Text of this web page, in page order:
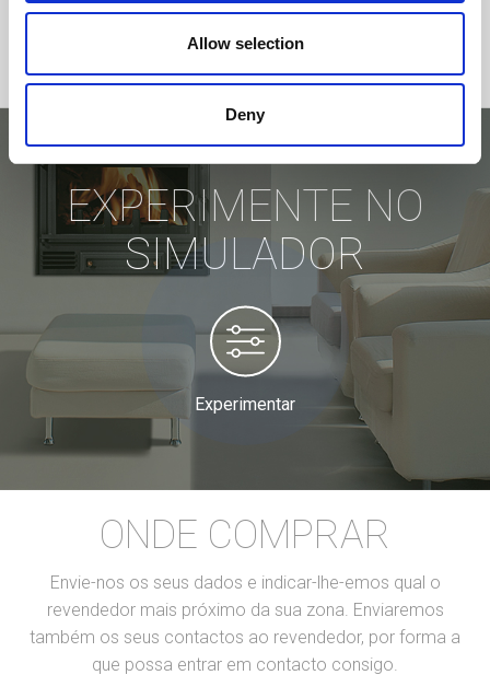
Allow selection
Deny
EXPERIMENTE NO
SIMULADOR
Experimentar
ONDE COMPRAR
Envie-nos os seus dados e indicar-lhe-emos qual o
revendedor mais próximo da sua zona. Enviaremos
também os seus contactos ao revendedor, por forma a
que possa entrar em contacto consigo.